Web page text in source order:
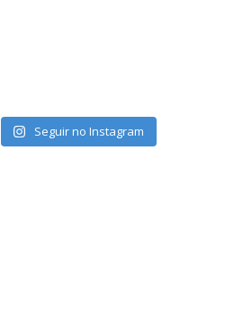
Seguir no Instagram